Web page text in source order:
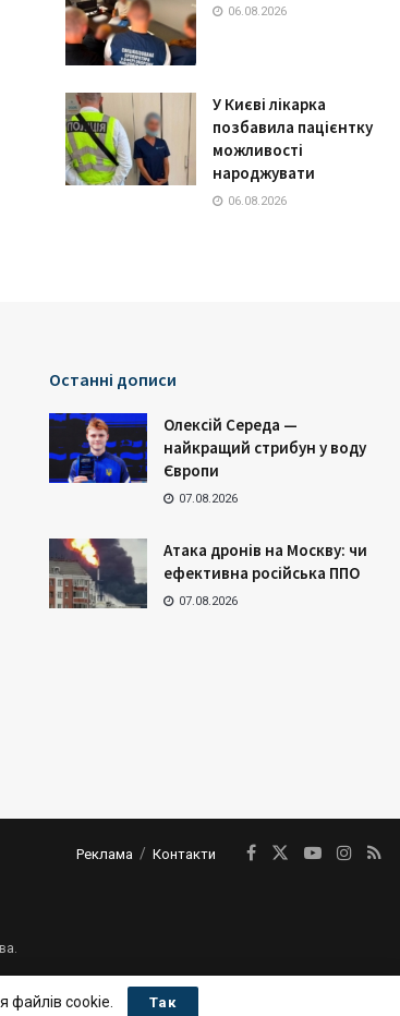
06.08.2026
У Києві лікарка
позбавила пацієнтку
можливості
народжувати
06.08.2026
Останні дописи
Олексій Середа —
найкращий стрибун у воду
Європи
07.08.2026
Атака дронів на Москву: чи
ефективна російська ППО
07.08.2026
Реклама Контакти
файлів cookie. Так